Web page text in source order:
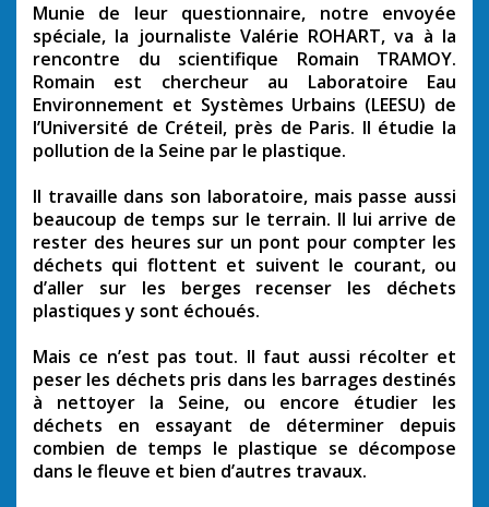
Munie de leur questionnaire, notre envoyée
spéciale, la journaliste Valérie ROHART, va à la
rencontre du scientifique Romain TRAMOY.
Romain est chercheur au Laboratoire Eau
Environnement et Systèmes Urbains (LEESU) de
l’Université de Créteil, près de Paris. Il étudie la
pollution de la Seine par le plastique.
Il travaille dans son laboratoire, mais passe aussi
beaucoup de temps sur le terrain. Il lui arrive de
rester des heures sur un pont pour compter les
déchets qui flottent et suivent le courant, ou
d’aller sur les berges recenser les déchets
plastiques y sont échoués.
Mais ce n’est pas tout. Il faut aussi récolter et
peser les déchets pris dans les barrages destinés
à nettoyer la Seine, ou encore étudier les
déchets en essayant de déterminer depuis
combien de temps le plastique se décompose
dans le fleuve et bien d’autres travaux.